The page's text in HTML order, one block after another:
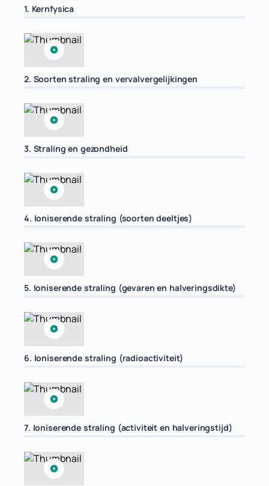
1. Kernfysica
2. Soorten straling en vervalvergelijkingen
3. Straling en gezondheid
4. Ioniserende straling (soorten deeltjes)
5. Ioniserende straling (gevaren en halveringsdikte)
6. Ioniserende straling (radioactiviteit)
7. Ioniserende straling (activiteit en halveringstijd)